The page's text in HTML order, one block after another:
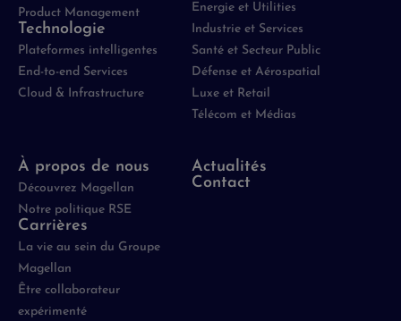
Product Management
Technologie
Plateformes intelligentes
End-to-end Services
Cloud & Infrastructure
Energie et Utilities
Industrie et Services
Santé et Secteur Public
Défense et Aérospatial
Luxe et Retail
Télécom et Médias
À propos de nous
Découvrez Magellan
Notre politique RSE
Carrières
La vie au sein du Groupe
Magellan
Être collaborateur
expérimenté
Actualités
Contact